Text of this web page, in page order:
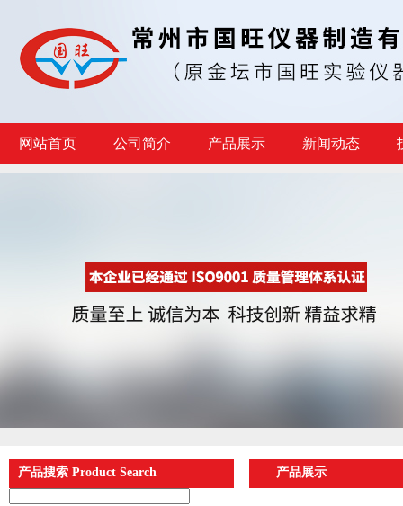
网站首页 公司简介 产品展示 新闻动态
产品搜索 Product Search 产品展示